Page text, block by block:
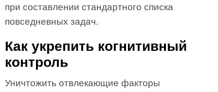
при составлении стандартного списка
повседневных задач.
Как укрепить когнитивный
контроль
Уничтожить отвлекающие факторы